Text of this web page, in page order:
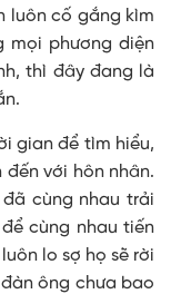
luôn cố gắng kìm
mọi phương diện
thì đây đang là
gian để tìm hiểu,
với hôn nhân.
cùng nhau trải
cùng nhau tiến
lo sợ họ sẽ rời
ông chưa bao